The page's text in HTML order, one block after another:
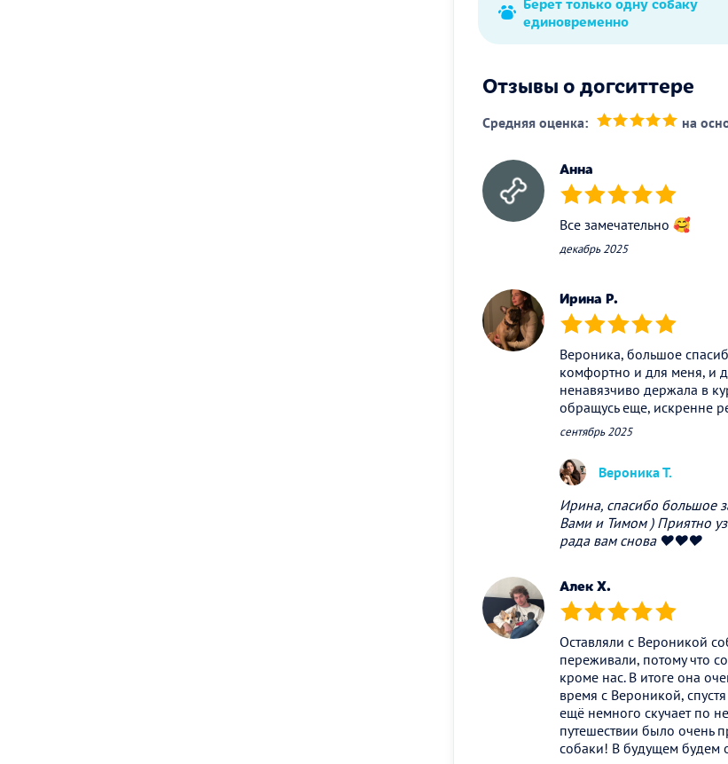
единовременно
Отзывы о догситтере
Средняя оценка: на
Анна
(*) (*) (*) (*) (*)
Все замечательно 🥰
декабрь 2025
Ирина Р.
(*) (*) (*) (*) (*)
Вероника, большое
комфортно и для меня, и
ненавязчиво держала в
обращусь еще, искренне
сентябрь 2025
Вероника Т.
Ирина, спасибо большое
Вами и Тимом ) Приятно
рада вам снова ❤️❤️❤️
Алек Х.
(*) (*) (*) (*) (*)
Оставляли с Вероникой
переживали, потому что
кроме нас. В итоге она
время с Вероникой,
ещё немного скучает по
путешествии было очень
собаки! В будущем будем